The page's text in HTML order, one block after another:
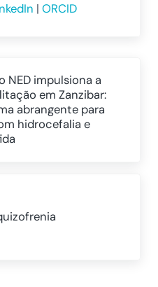
|ORCID
NED impulsiona a
em Zanzibar:
abrangente para
hidrocefalia e